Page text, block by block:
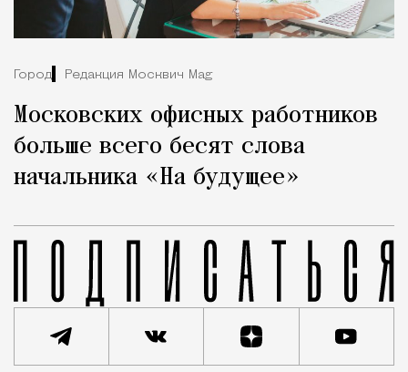
Город Редакция Москвич Mag
Московских офисных работников
больше всего бесят слова
начальника «На будущее»